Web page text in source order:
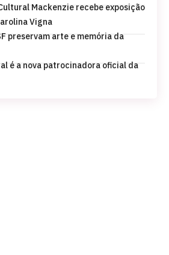
Mackenzie recebe exposição
Vigna
preservam arte e memória da
é a nova patrocinadora oficial da